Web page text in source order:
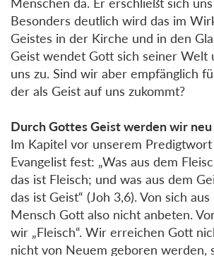
Besonders deutlich wird das im
Geistes in der Kirche und in den
Geist wendet Gott sich seiner Welt
uns zu. Sind wir aber empfänglich
der als Geist auf uns zukommt?
Durch Gottes Geist werden wir
Im Kapitel vor unserem
Evangelist fest: „Was aus dem
das ist Fleisch; und was aus dem
das ist Geist“ (Joh 3,6). Von sich
Mensch Gott also nicht anbeten.
wir „Fleisch“. Wir erreichen Gott
nicht von Neuem geboren werden,